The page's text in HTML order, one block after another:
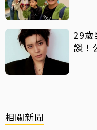
29
談！
相關新聞